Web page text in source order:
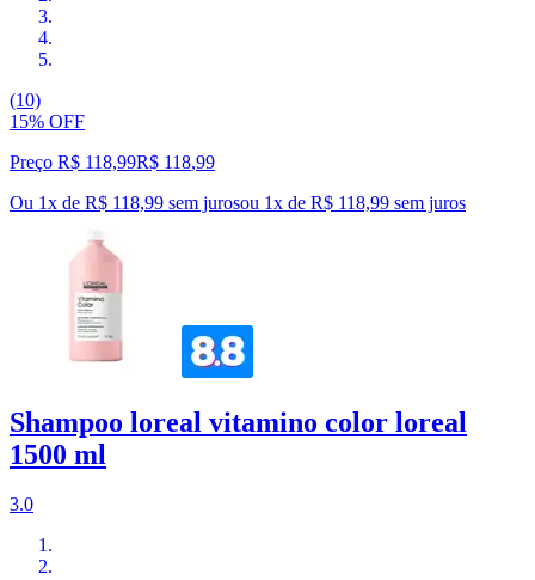
(10)
15% OFF
Preço R$ 118,99R$ 118,99
Ou 1x de R$ 118,99 sem jurosou 1x de R$ 118,99 sem juros
Shampoo loreal vitamino color loreal
1500 ml
3.0